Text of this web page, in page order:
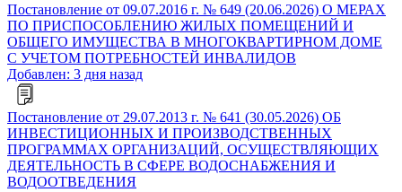
Постановление от 09.07.2016 г. № 649 (20.06.2026) О МЕРАХ
ПО ПРИСПОСОБЛЕНИЮ ЖИЛЫХ ПОМЕЩЕНИЙ И
ОБЩЕГО ИМУЩЕСТВА В МНОГОКВАРТИРНОМ ДОМЕ
С УЧЕТОМ ПОТРЕБНОСТЕЙ ИНВАЛИДОВ
Добавлен: 3 дня назад
Постановление от 29.07.2013 г. № 641 (30.05.2026) ОБ
ИНВЕСТИЦИОННЫХ И ПРОИЗВОДСТВЕННЫХ
ПРОГРАММАХ ОРГАНИЗАЦИЙ, ОСУЩЕСТВЛЯЮЩИХ
ДЕЯТЕЛЬНОСТЬ В СФЕРЕ ВОДОСНАБЖЕНИЯ И
ВОДООТВЕДЕНИЯ